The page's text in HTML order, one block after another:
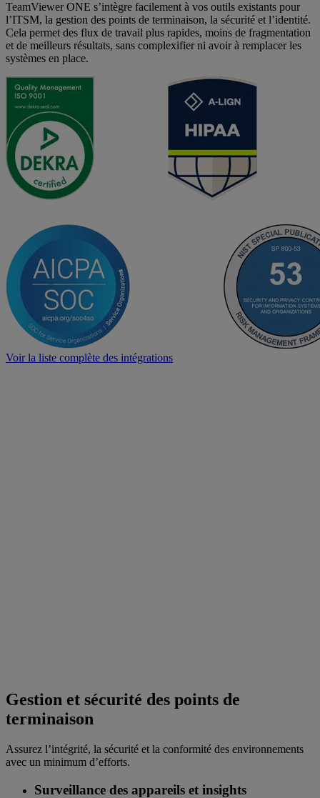
TeamViewer ONE s’intègre facilement à vos outils existants pour
l’ITSM, la gestion des points de terminaison, la sécurité et l’identité.
Cela permet des flux de travail plus rapides, moins de fragmentation
et de meilleurs résultats, sans complexifier ni avoir à remplacer les
systèmes en place.
Voir la liste complète des intégrations
Gestion et sécurité des points de
terminaison
Assurez l’intégrité, la sécurité et la conformité des environnements
avec un minimum d’efforts.
Surveillance des appareils et insights